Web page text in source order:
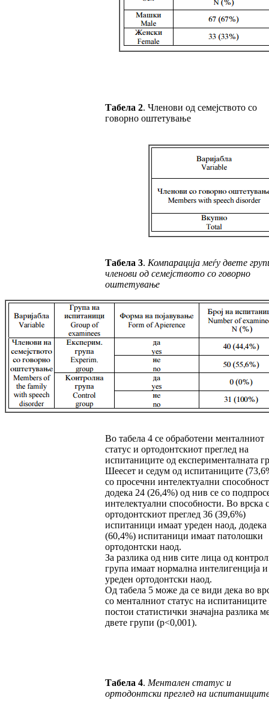
Табела 2. Членови од семејството со
говорно оштетување
Табела 3. Компарација меѓу двете
членови од семејството со говорно
оштетување
Во табела 4 се обработени менталниот
статус и ортодонтскиот преглед на
испитаниците од експерименталната
Шеесет и седум од испитаниците
со просечни интелектуални
додека 24 (26,4%) од нив се со
интелектуални способности. Во врска
ортодонтскиот преглед 36 (39,6%)
испитаници имаат уреден наод, додека
(60,4%) испитаници имаат патолошки
ортодонтски наод.
За разлика од нив сите лица од
група имаат нормална интелигенција и
уреден ортодонтски наод.
Од табела 5 може да се види дека во
со менталниот статус на испитаниците
постои статистички значајна разлика
двете групи (р<0,001).
Табела 4. Ментален статус и
ортодонтски преглед на